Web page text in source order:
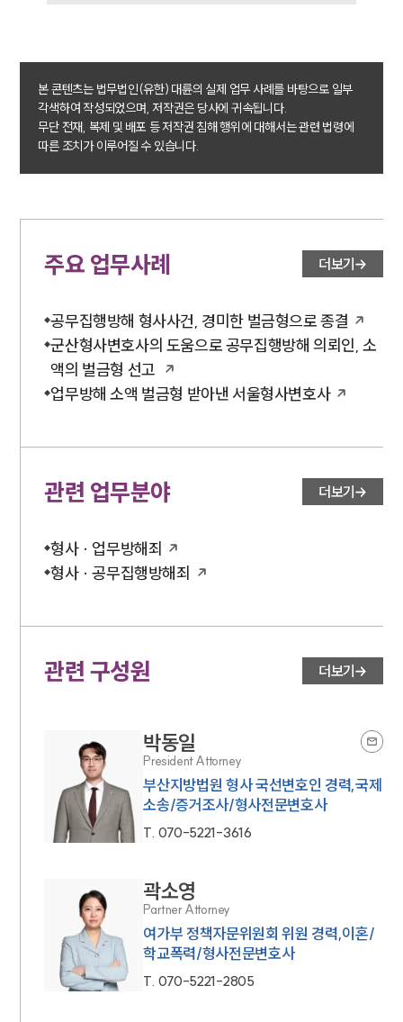
글로벌 파트너 로펌
고객의 소리
통합검색
AI대륜
업무사례
형사 주요 업무사례
형사 법률정보
법률지식인
업무분야
형사그룹 업무
전체
형사전문변호사
소식/자료
법률 블로그
뉴스레터/브로슈어
대륜법률상담예약
대륜법률상담예약
본 콘텐츠는 법무법인(유한) 대륜의 실제 업무 사례를 바탕으로 일부
각색하여 작성되었으며, 저작권은 당사에 귀속됩니다.
무단 전재, 복제 및 배포 등 저작권 침해 행위에 대해서는 관련 법령에
따른 조치가 이루어질 수 있습니다.
주요 업무사례 더보기
공무집행방해 형사사건, 경미한 벌금형으로 종결
군산형사변호사의 도움으로 공무집행방해 의뢰인, 소
액의 벌금형 선고
업무방해 소액 벌금형 받아낸 서울형사변호사
관련 업무분야 더보기
형사 · 업무방해죄
형사 · 공무집행방해죄
관련 구성원 더보기
박동일
President Attorney
부산지방법원 형사 국선변호인 경력,국제
소송/증거조사/형사전문변호사
T. 070-5221-3616
곽소영
Partner Attorney
여가부 정책자문위원회 위원 경력,이혼/
학교폭력/형사전문변호사
T. 070-5221-2805